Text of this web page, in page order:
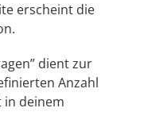
erscheint die
dient zur
Anzahl
in deinem